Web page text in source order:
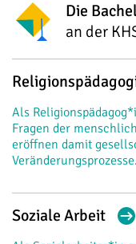
Die
an der
Als
Fragen der
eröffnen damit
Veränderungsprozesse.
Soziale Arbeit